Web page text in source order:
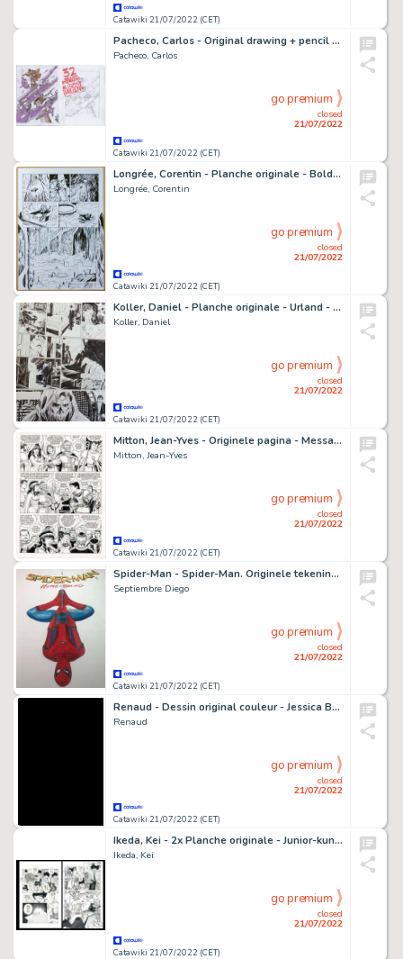
Catawiki 21/07/2022 (CET)
Pacheco, Carlos - Original drawing + pencil drawing - Barcelona Comicon - (2014)
Pacheco, Carlos
Catawiki 21/07/2022 (CET)
closed
21/07/2022
go premium
Longrée, Corentin - Planche originale - BoldhÃ¼r - (2016)
Longrée, Corentin
Catawiki 21/07/2022 (CET)
closed
21/07/2022
go premium
Koller, Daniel - Planche originale - Urland - (2017)
Koller, Daniel
Catawiki 21/07/2022 (CET)
closed
21/07/2022
go premium
Mitton, Jean-Yves - Originele pagina - Messalina 2 - Le Sexe et le Glaive - (2012)
Mitton, Jean-Yves
Catawiki 21/07/2022 (CET)
closed
21/07/2022
go premium
Spider-Man - Spider-Man. Originele tekening . Diego Septiembre
Septiembre Diego
Catawiki 21/07/2022 (CET)
closed
21/07/2022
go premium
Renaud - Dessin original couleur - Jessica Blandy
Renaud
Catawiki 21/07/2022 (CET)
closed
21/07/2022
go premium
Ikeda, Kei - 2x Planche originale - Junior-kun!! Hotel Monogatari - (années 1990)
Ikeda, Kei
Catawiki 21/07/2022 (CET)
closed
21/07/2022
go premium